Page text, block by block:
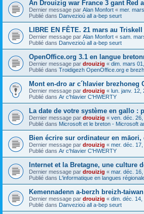
An Drouizig war France 3 gant Red
Dernier message par Alan Monfort « mer.
Publié dans Danvezioù all a-bep seurt
LIBRE EN FÊTE. 21 mars au
Dernier message par Alan Monfort « sam.
Publié dans Danvezioù all a-bep seurt
OpenOffice.org 3.1 en langue
Dernier message par drouizig « dim. mars
Publié dans Troidigezh OpenOffice.org e
Mont en-dro ar c´hlavier brezhoneg
Dernier message par drouizig « lun. janv. 12,
Publié dans Ar c'hlavier C'HWERTY
La date de votre système en gallo :
Dernier message par drouizig « ven. déc.
Publié dans Microsoft et le breton - Microsoft
Bien écrire sur ordinateur en māori,
Dernier message par drouizig « mer. déc.
Publié dans Ar c'hlavier C'HWERTY
Internet et la Bretagne, une culture
Dernier message par drouizig « mar. déc.
Publié dans L'informatique en langues
Kemennadenn a-berzh breizh-taiwan
Dernier message par drouizig « dim. déc. 14,
Publié dans Danvezioù all a-bep seurt